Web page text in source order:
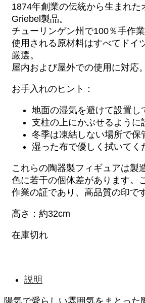
1874年創業の伝統から生まれた
Griebel製品。
チューリンゲン州で100％手作業
使用される原材料はすべてドイ
厳選。
屋内および屋外での使用に対応。
お手入れのヒント：
地面の湿気を避けて設置し
支柱の上にかぶせるように
冬季は凍結しない場所で保
湿った布で優しく拭いてく
これらの陶器製フィギュアは製
色に若干の個体差があります。
作業の証であり、高品質の印で
高さ：約32cm
在庫切れ
説明
陽気で愛らしい雰囲気をまとった